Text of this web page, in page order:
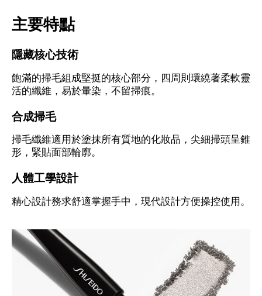
主要特點
隱藏核心技術
飽滿的掃毛組成堅挺的核心部分，四周則環繞著柔軟靈
活的纖維，易於暈染，不留掃痕。
合成掃毛
掃毛纖維適用於塗抹所有質地的化妝品，尖細掃頭呈錐
形，緊貼面部輪廓。
人體工學設計
精心設計務求舒適掌握手中，現代設計方便操控使用。